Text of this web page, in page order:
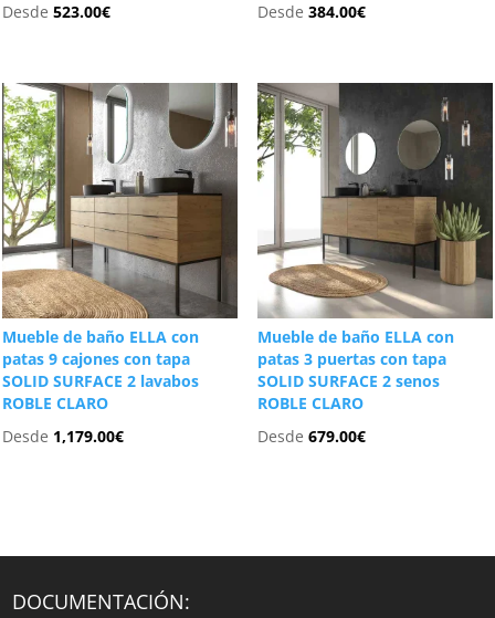
Desde523.00€
Desde 384.00€
Mueble de baño ELLA con
patas 9 cajones con tapa
SOLID SURFACE 2 lavabos
ROBLE CLARO
Desde 1,179.00€
Mueble de baño ELLA con
patas 3 puertas con tapa
SOLID SURFACE 2 senos
ROBLE CLARO
Desde 679.00€
DOCUMENTACIÓN: